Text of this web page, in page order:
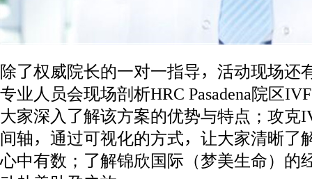
除了权威院长的一对一指导，活动现场还
专业人员会现场剖析HRC Pasadena院区
大家深入了解该方案的优势与特点；攻克
间轴，通过可视化的方式，让大家清晰了
心中有数；了解锦欣国际（梦美生命）的